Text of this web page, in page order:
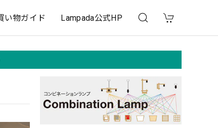
い物ガイド Lampada公式HP